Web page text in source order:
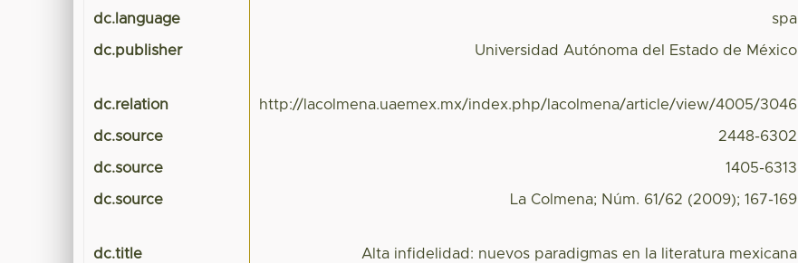
dc.language spa
dc.publisher Universidad Autónoma del Estado de México
dc.relation http://lacolmena.uaemex.mx/index.php/lacolmena/article/view/4005/3046
dc.source 2448-6302
dc.source 1405-6313
dc.source La Colmena; Núm. 61/62 (2009); 167-169
dc.title Alta infidelidad: nuevos paradigmas en la literatura mexicana